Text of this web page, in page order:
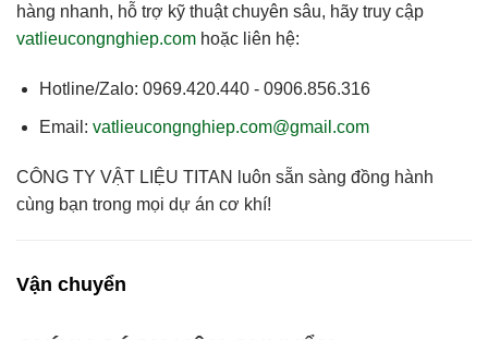
hàng nhanh, hỗ trợ kỹ thuật chuyên sâu, hãy truy cập
vatlieucongnghiep.com hoặc liên hệ:
Hotline/Zalo: 0969.420.440 - 0906.856.316
Email: vatlieucongnghiep.com@gmail.com
CÔNG TY VẬT LIỆU TITAN
luôn sẵn sàng đồng hành
cùng bạn trong mọi dự án cơ khí!
Vận chuyển